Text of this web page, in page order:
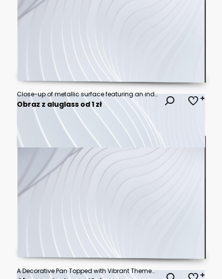
Close-up of metallic surface featuring an indented, alphanumeric serial code. The metal exhibits rust-like texture, suggesting age or wear
Obraz z aluglass od 1 zł
A Decorative Pan Topped with Vibrant Themes Representing a Popular Television Show, Fusing Culinary Creativity with Entertainment